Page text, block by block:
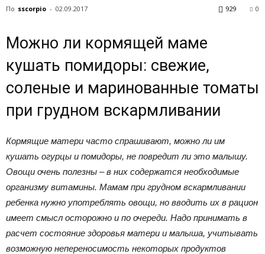
По sscorpio - 02.09.2017 0
929
Можно ли кормящей маме
кушать помидоры: свежие,
соленые и маринованные томаты
при грудном вскармливании
Кормящие матери часто спрашивают, можно ли им
кушать огурцы и помидоры, не повредит ли это малышу.
Овощи очень полезны – в них содержатся необходимые
организму витамины. Мамам при грудном вскармливании
ребенка нужно употреблять овощи, но вводить их в рацион
имеет смысл осторожно и по очереди. Надо принимать в
расчет состояние здоровья матери и малыша, учитывать
возможную непереносимость некоторых продуктов